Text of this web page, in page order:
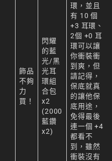
飾品
不夠
力
買！
閃耀
的藍
光/黑
光耳
環組
合包
x2
(2000
藍鑽
x2)
環，並且
有 10 個
+3 耳環、
2個 +0 耳
環可以讓
你衝裝衝
到爽，但
請記得，
保底就真
的讓他保
底用途，
免得最後
連一個 +4
都看不
到，雖然
衝裝沒有